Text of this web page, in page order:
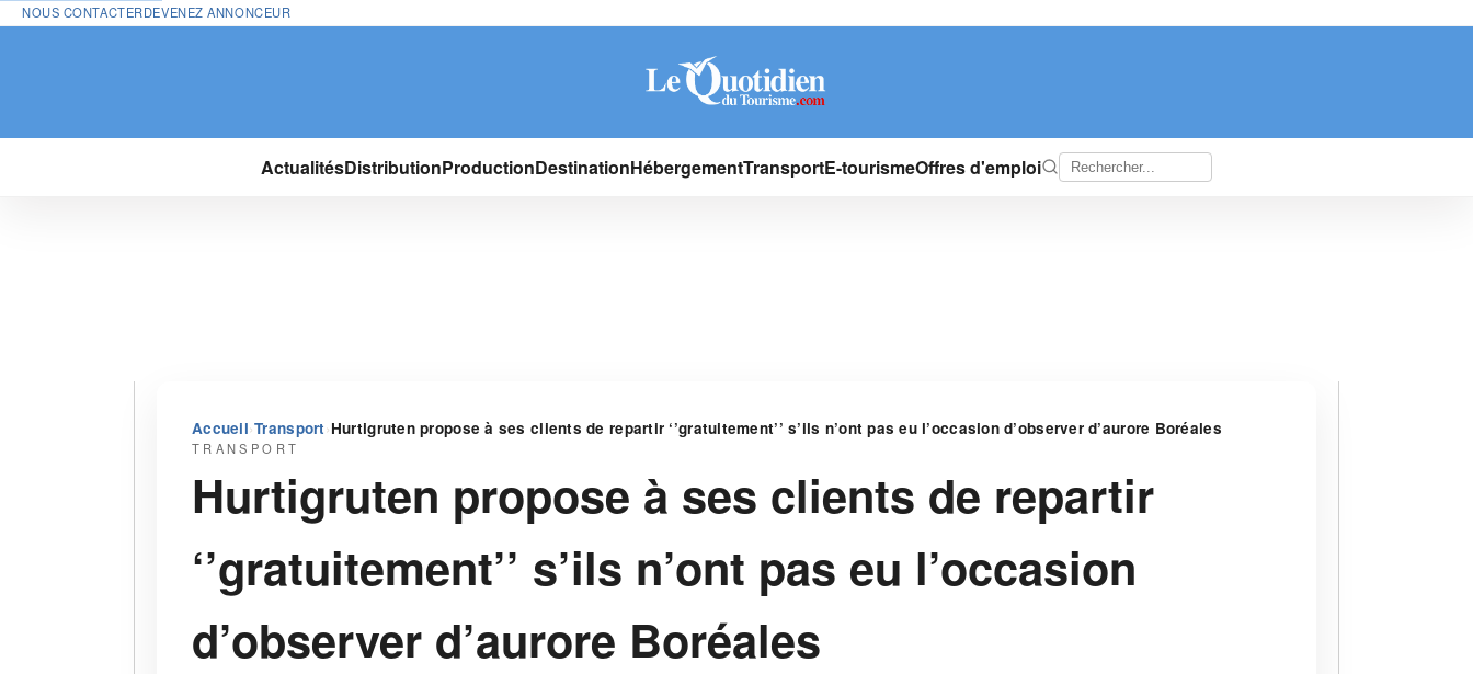
NOUS CONTACTERDEVENEZ ANNONCEUR
ActualitésDistributionProductionDestinationHébergementTransportE-tourismeOffres d'emploi
Accueil›Transport ›Hurtigruten propose à ses clients de repartir ‘’gratuitement’’ s’ils n’ont pas eu l’occasion d’observer d’aurore Boréales
TRANSPORT
Hurtigruten propose à ses clients de repartir
‘’gratuitement’’ s’ils n’ont pas eu l’occasion
d’observer d’aurore Boréales